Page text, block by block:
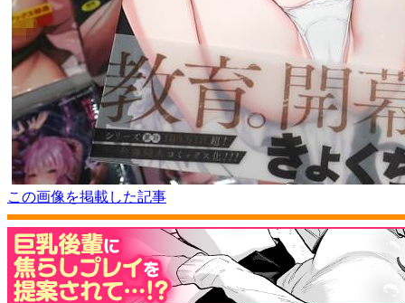
この画像を掲載した記事